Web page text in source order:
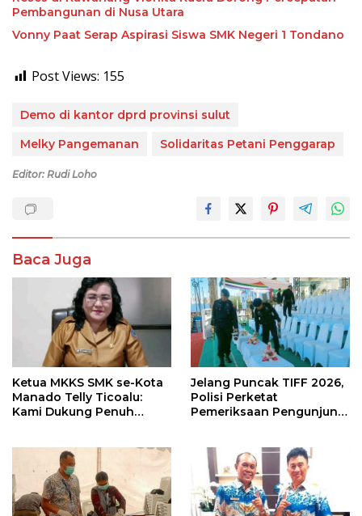
Pembangunan di Nusa Utara
Vonny Paat Serap Aspirasi Siswa SMK Negeri 1 Tondano
Post Views: 155
Demo di kantor dprd provinsi sulut
Melky Pangemanan
Solidaritas Petani Penggarap
Editor: Rudi Loho
Baca Juga
Ketua MKKS SMK se-Kota
Manado Telly Ticoalu:
Kami Dukung Penuh
Rondonuwu
Jelang Puncak TIFF 2026,
Polisi Perketat
Pemeriksaan Pengunjung